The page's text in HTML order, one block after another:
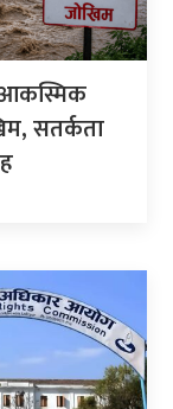
आकस्मिक
सतर्कता